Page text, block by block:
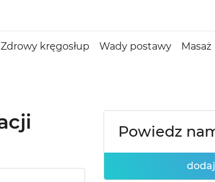
Zdrowy kręgosłup Wady postawy Masaż
Powiedz